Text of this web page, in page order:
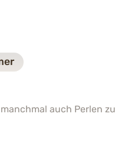
auch Perlen zu